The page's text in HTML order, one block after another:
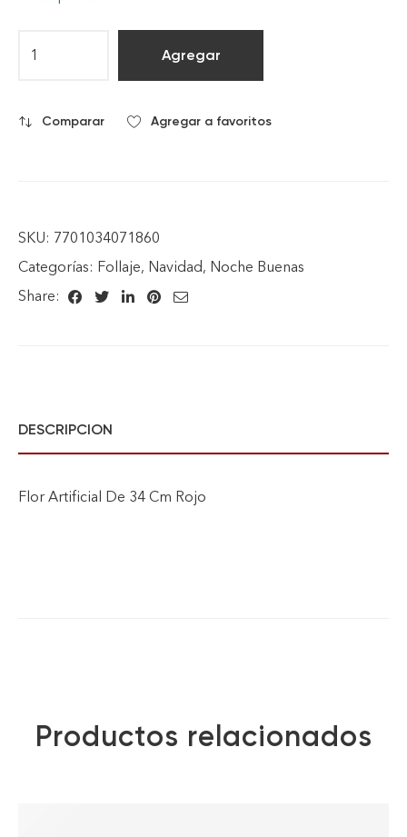
Agregar
Comparar Agregar a favoritos
SKU: 7701034071860
Categorías: Follaje, Navidad, Noche Buenas
Share:
DESCRIPCION
Flor Artificial De 34 Cm Rojo
Productos relacionados